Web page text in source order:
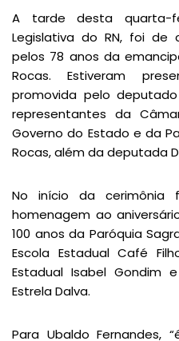
A tarde desta quarta-
Legislativa do RN, foi de
pelos 78 anos da
Rocas. Estiveram
promovida pelo deputado
representantes da
Governo do Estado e da
Rocas, além da deputada
No início da cerimônia
homenagem ao
100 anos da Paróquia
Escola Estadual Café
Estadual Isabel Gondim
Estrela Dalva.
Para Ubaldo Fernandes,